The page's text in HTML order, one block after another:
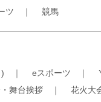
ツ ｜ 競馬
｜ eスポーツ ｜
舞台挨拶 ｜ 花火大